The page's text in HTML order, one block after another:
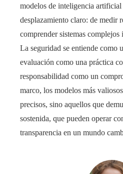
modelos de inteligencia artificial
desplazamiento claro: de medir
comprender sistemas complejos
La seguridad se entiende como
evaluación como una práctica
responsabilidad como un
marco, los modelos más
precisos, sino aquellos que
sostenida, que pueden operar
transparencia en un mundo